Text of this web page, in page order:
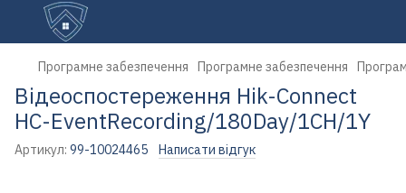
Програмне забезпечення Програмне забезпечення
Відеоспостереження Hik-Connect
HC-EventRecording/180Day/1CH/1Y
Артикул: 99-10024465 Написати відгук